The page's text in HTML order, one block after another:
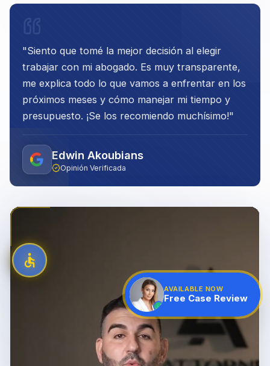
"Siento que tomé la mejor decisión al elegir
trabajar con mi abogado. Es muy transparente,
me explica todo lo que vamos a enfrentar en los
próximos meses y cómo manejar mi tiempo y
presupuesto. ¡Se los recomiendo muchísimo!"
Edwin Akoubians
Opinión Verificada
AVAILABLE NOW
Free Case Review